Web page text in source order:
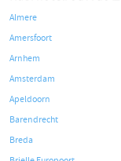
Almere
Amersfoort
Arnhem
Amsterdam
Apeldoorn
Barendrecht
Breda